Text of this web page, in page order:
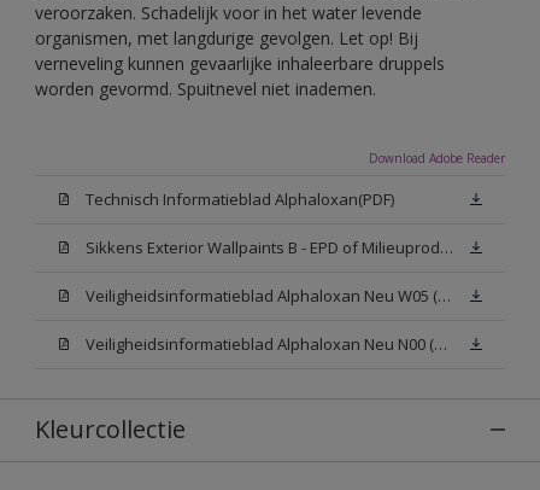
veroorzaken. Schadelijk voor in het water levende
organismen, met langdurige gevolgen. Let op! Bij
verneveling kunnen gevaarlijke inhaleerbare druppels
worden gevormd. Spuitnevel niet inademen.
Download Adobe Reader
Technisch Informatieblad Alphaloxan(PDF)
Sikkens Exterior Wallpaints B - EPD of Milieuproductverklaring
Veiligheidsinformatieblad Alphaloxan Neu W05 (MSDS)
Veiligheidsinformatieblad Alphaloxan Neu N00 (MSDS)
Kleurcollectie